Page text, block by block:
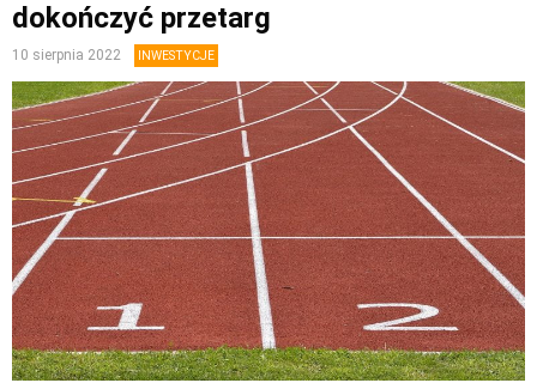
dokończyć przetarg
10 sierpnia 2022 INWESTYCJE